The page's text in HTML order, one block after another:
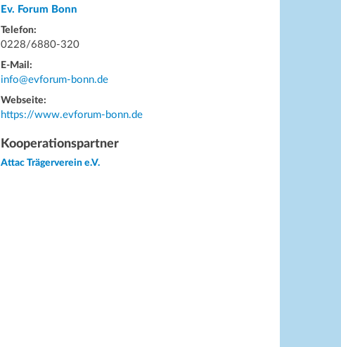
Ev. Forum Bonn
Telefon:
0228/6880-320
E-Mail:
info@evforum-bonn.de
Webseite:
https://www.evforum-bonn.de
Kooperationspartner
Attac Trägerverein e.V.